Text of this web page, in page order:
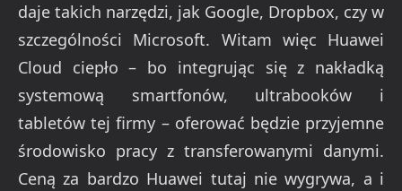
daje takich narzędzi, jak Google, Dropbox, czy w
szczególności Microsoft. Witam więc Huawei
Cloud ciepło – bo integrując się z nakładką
systemową smartfonów, ultrabooków i
tabletów tej firmy – oferować będzie przyjemne
środowisko pracy z transferowanymi danymi.
Ceną za bardzo Huawei tutaj nie wygrywa, a i